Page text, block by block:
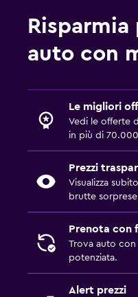
auto con
Le migliori
Vedi le offerte
in più di
Prezzi
Visualizza
brutte
Prenota con
Trova auto con
potenziata.
Alert prezzi